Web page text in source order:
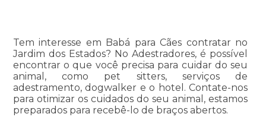
Tem interesse em Babá para Cães contratar no
Jardim dos Estados? No Adestradores, é possível
encontrar o que você precisa para cuidar do seu
animal, como pet sitters, serviços de
adestramento, dogwalker e o hotel. Contate-nos
para otimizar os cuidados do seu animal, estamos
preparados para recebê-lo de braços abertos.